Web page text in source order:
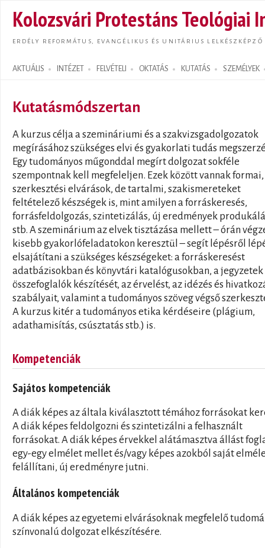
Kolozsvári Protestáns Teológiai
ERDÉLY REFORMÁTUS, EVANGÉLIKUS ÉS UNITÁRIUS LELKÉSZKÉPZŐ
AKTUÁLIS INTÉZET FELVÉTELI OKTATÁS KUTATÁS SZEMÉLYEK
Search form
Kutatásmódszertan
A kurzus célja a szemináriumi és a szakvizsgadolgozatok
megírásához szükséges elvi és gyakorlati tudás
Egy tudományos műgonddal megírt dolgozat sokféle
szempontnak kell megfeleljen. Ezek között vannak formai,
szerkesztési elvárások, de tartalmi, szakismereteket
feltételező készségek is, mint amilyen a forráskeresés,
forrásfeldolgozás, szintetizálás, új eredmények
stb. A szeminárium az elvek tisztázása mellett – órán
kisebb gyakorlófeladatokon keresztül – segít lépésről
elsajátítani a szükséges készségeket: a forráskeresést
adatbázisokban és könyvtári katalógusokban, a jegyzetek
összefoglalók készítését, az érvelést, az idézés és
szabályait, valamint a tudományos szöveg végső
A kurzus kitér a tudományos etika kérdéseire (plágium,
adathamisítás, csúsztatás stb.) is.
Kompetenciák
Sajátos kompetenciák
A diák képes az általa kiválasztott témához forrásokat
A diák képes feldolgozni és szintetizálni a felhasznált
forrásokat. A diák képes érvekkel alátámasztva állást
egy-egy elmélet mellet és/vagy képes azokból saját
felállítani, új eredményre jutni.
Általános kompetenciák
A diák képes az egyetemi elvárásoknak megfelelő
színvonalú dolgozat elkészítésére.